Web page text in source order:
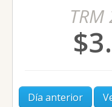
Día anterior